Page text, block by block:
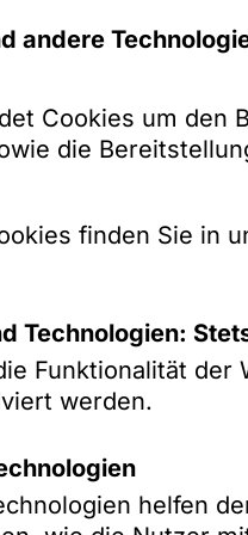
andere
Cookies um den
die
finden Sie in
Technologien:
Funktionalität der
werden.
helfen
sind
das
der
sind jeweils
sind die